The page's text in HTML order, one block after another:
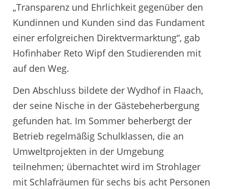
„Transparenz und Ehrlichkeit gegenüber den
Kundinnen und Kunden sind das Fundament
einer erfolgreichen Direktvermarktung“, gab
Hofinhaber Reto Wipf den Studierenden mit
auf den Weg.
Den Abschluss bildete der Wydhof in Flaach,
der seine Nische in der Gästebeherbergung
gefunden hat. Im Sommer beherbergt der
Betrieb regelmäßig Schulklassen, die an
Umweltprojekten in der Umgebung
teilnehmen; übernachtet wird im Strohlager
mit Schlafräumen für sechs bis acht Personen